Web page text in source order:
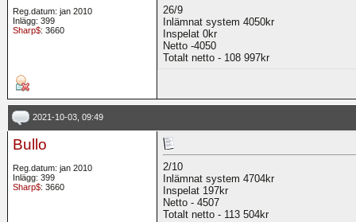
Reg.datum: jan 2010
Inlägg: 399
Sharp$: 3660
26/9
Inlämnat system 4050kr
Inspelat 0kr
Netto -4050
Totalt netto - 108 997kr
2021-10-03, 09:49
Bullo
Reg.datum: jan 2010
Inlägg: 399
Sharp$: 3660
2/10
Inlämnat system 4704kr
Inspelat 197kr
Netto - 4507
Totalt netto - 113 504kr